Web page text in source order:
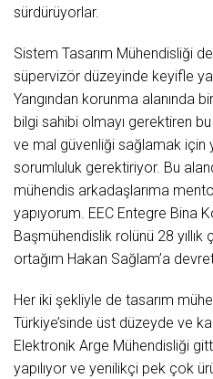
sürdürüyorlar.
Sistem Tasarım Mühendisliği
süpervizör düzeyinde keyifle
Yangından korunma alanında
bilgi sahibi olmayı gerektiren
ve mal güvenliği sağlamak için
sorumluluk gerektiriyor. Bu
mühendis arkadaşlarıma
yapıyorum. EEC Entegre Bina
Başmühendislik rolünü 28 yıllık
ortağım Hakan Sağlam’a
Her iki şekliyle de tasarım
Türkiye’sinde üst düzeyde ve
Elektronik Arge Mühendisliği
yapılıyor ve yenilikçi pek çok